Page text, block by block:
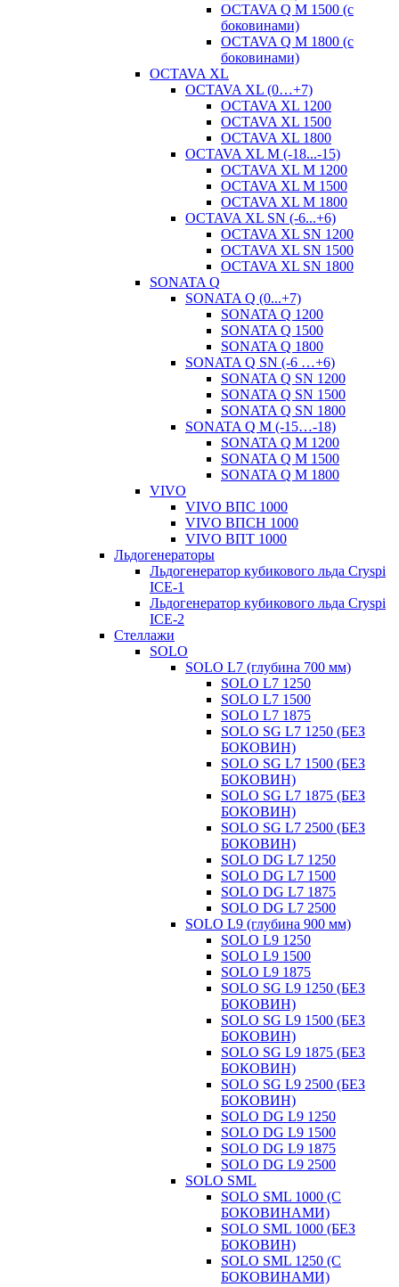
OСTAVA Q M 1500 (с
боковинами)
OСTAVA Q M 1800 (с
боковинами)
OCTAVA XL
OCTAVA XL (0…+7)
OCTAVA XL 1200
OCTAVA XL 1500
OCTAVA XL 1800
OCTAVA XL M (-18...-15)
OCTAVA XL M 1200
OCTAVA XL M 1500
OCTAVA XL M 1800
OCTAVA XL SN (-6...+6)
OCTAVA XL SN 1200
OCTAVA XL SN 1500
OCTAVA XL SN 1800
SONATA Q
SONATA Q (0...+7)
SONATA Q 1200
SONATA Q 1500
SONATA Q 1800
SONATA Q SN (-6 …+6)
SONATA Q SN 1200
SONATA Q SN 1500
SONATA Q SN 1800
SONATA Q M (-15…-18)
SONATA Q M 1200
SONATA Q M 1500
SONATA Q M 1800
VIVO
VIVO ВПС 1000
VIVO ВПСН 1000
VIVO ВПТ 1000
Льдогенераторы
Льдогенератор кубикового льда Cryspi
ICE-1
Льдогенератор кубикового льда Cryspi
ICE-2
Стеллажи
SOLO
SOLO L7 (глубина 700 мм)
SOLO L7 1250
SOLO L7 1500
SOLO L7 1875
SOLO SG L7 1250 (БЕЗ
БОКОВИН)
SOLO SG L7 1500 (БЕЗ
БОКОВИН)
SOLO SG L7 1875 (БЕЗ
БОКОВИН)
SOLO SG L7 2500 (БЕЗ
БОКОВИН)
SOLO DG L7 1250
SOLO DG L7 1500
SOLO DG L7 1875
SOLO DG L7 2500
SOLO L9 (глубина 900 мм)
SOLO L9 1250
SOLO L9 1500
SOLO L9 1875
SOLO SG L9 1250 (БЕЗ
БОКОВИН)
SOLO SG L9 1500 (БЕЗ
БОКОВИН)
SOLO SG L9 1875 (БЕЗ
БОКОВИН)
SOLO SG L9 2500 (БЕЗ
БОКОВИН)
SOLO DG L9 1250
SOLO DG L9 1500
SOLO DG L9 1875
SOLO DG L9 2500
SOLO SML
SOLO SML 1000 (С
БОКОВИНАМИ)
SOLO SML 1000 (БЕЗ
БОКОВИН)
SOLO SML 1250 (С
БОКОВИНАМИ)